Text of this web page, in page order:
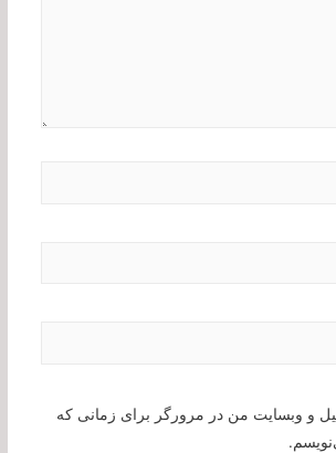
و وبسایت من در مرورگر برای زمانی که